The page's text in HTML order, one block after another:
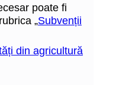
poate fi
„Subvenții